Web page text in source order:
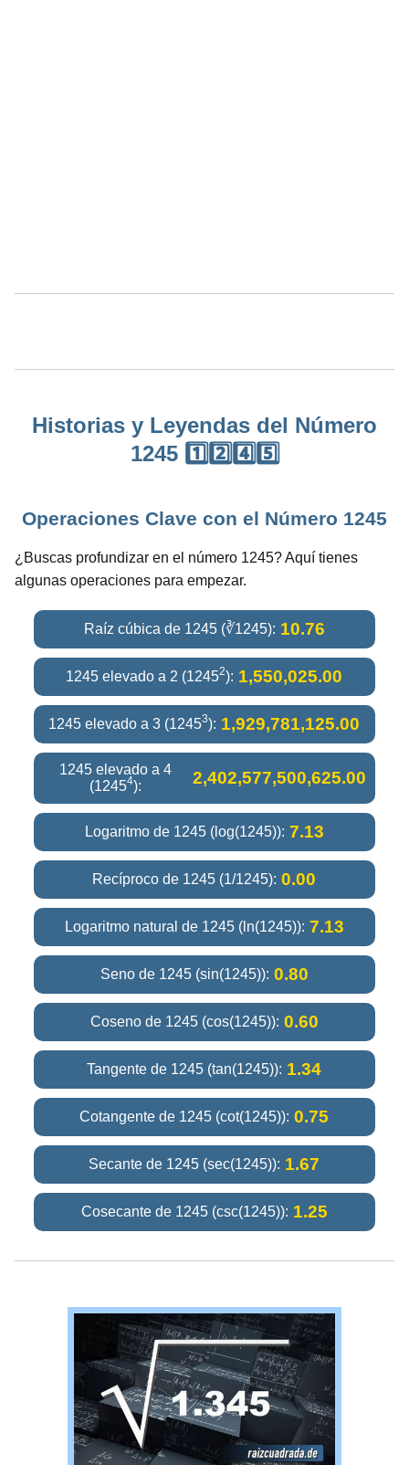
Historias y Leyendas del Número
1245 1️⃣2️⃣4️⃣5️⃣
Operaciones Clave con el Número 1245
¿Buscas profundizar en el número 1245? Aquí tienes
algunas operaciones para empezar.
Raíz cúbica de 1245 (∛1245): 10.76
1245 elevado a 2 (12452): 1,550,025.00
1245 elevado a 3 (12453): 1,929,781,125.00
1245 elevado a 4
(12454): 2,402,577,500,625.00
Logaritmo de 1245 (log(1245)): 7.13
Recíproco de 1245 (1/1245): 0.00
Logaritmo natural de 1245 (ln(1245)): 7.13
Seno de 1245 (sin(1245)): 0.80
Coseno de 1245 (cos(1245)): 0.60
Tangente de 1245 (tan(1245)): 1.34
Cotangente de 1245 (cot(1245)): 0.75
Secante de 1245 (sec(1245)): 1.67
Cosecante de 1245 (csc(1245)): 1.25